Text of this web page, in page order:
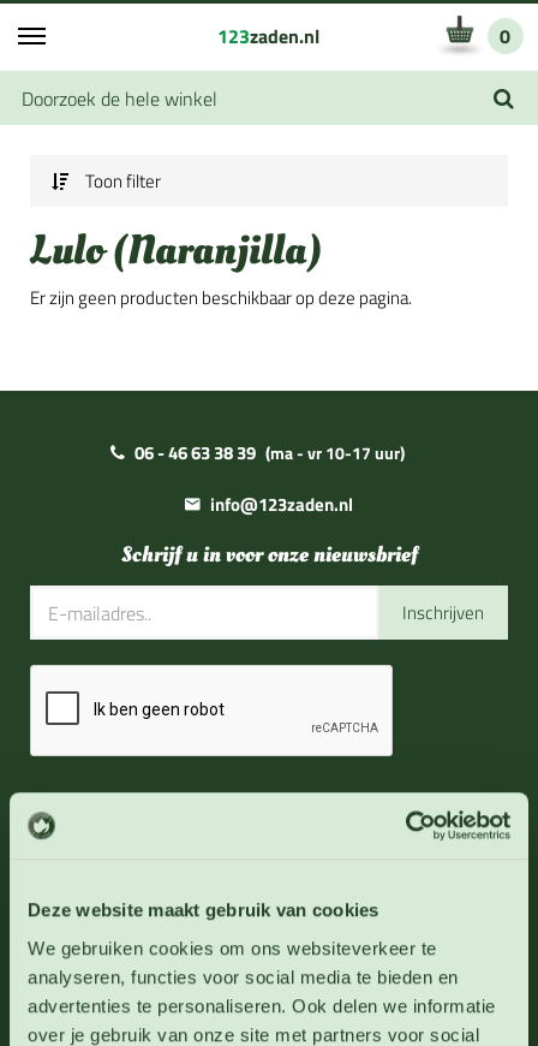
Deze website maakt gebruik van cookies
We gebruiken cookies om ons websiteverkeer te
analyseren, functies voor social media te bieden en
advertenties te personaliseren. Ook delen we informatie
over je gebruik van onze site met partners voor social
123zaden.nl 0
Toon filter
Lulo (Naranjilla)
Er zijn geen producten beschikbaar op deze pagina.
06 - 46 63 38 39 (ma - vr 10-17 uur)
info@123zaden.nl
Schrijf u in voor onze nieuwsbrief
Inschrijven
Over 123zaden
Levertijd en verzendinformatie
Zaaihandleidingen
Agenda